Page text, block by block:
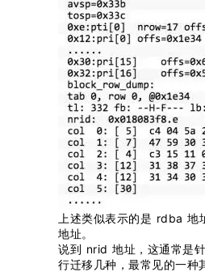
上述类似表示的是 rdba
地址。
说到 nrid 地址，这通常是
行迁移几种，最常见的一